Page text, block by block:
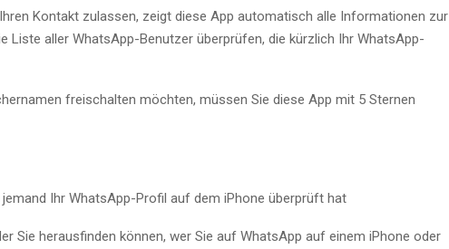
Kontakt zulassen, zeigt diese App automatisch alle Informationen zur
Liste aller WhatsApp-Benutzer überprüfen, die kürzlich Ihr WhatsApp-
freischalten möchten, müssen Sie diese App mit 5 Sternen
Ihr WhatsApp-Profil auf dem iPhone überprüft hat
Sie herausfinden können, wer Sie auf WhatsApp auf einem iPhone oder